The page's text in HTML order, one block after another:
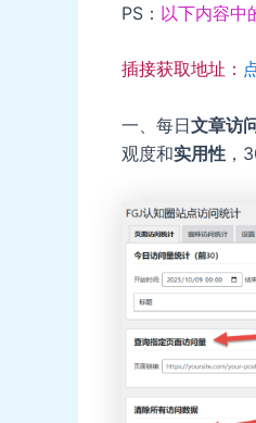
PS： 以下内容中
插接获取地址：
一、每日文章访
观度和实用性 ，